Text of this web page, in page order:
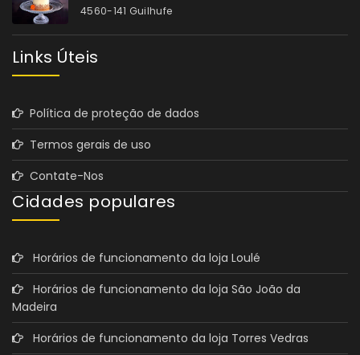
4560-141 Guilhufe
Links Úteis
Política de proteção de dados
Termos gerais de uso
Contate-Nos
Cidades populares
Horários de funcionamento da loja Loulé
Horários de funcionamento da loja São João da
Madeira
Horários de funcionamento da loja Torres Vedras